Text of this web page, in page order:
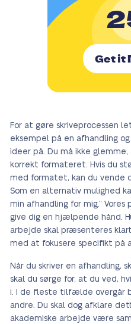
Get it
For at gøre skriveprocessen
eksempel på en afhandling
ideer på. Du må ikke
korrekt formateret. Hvis du
med formatet, kan du vende
Som en alternativ mulighed
min afhandling for mig.”
give dig en hjælpende hånd.
arbejde skal præsenteres
med at fokusere specifikt på
Når du skriver en afhandling,
skal du sørge for, at du ved,
i. I de fleste tilfælde overgår
andre. Du skal dog afklare
akademiske arbejde være